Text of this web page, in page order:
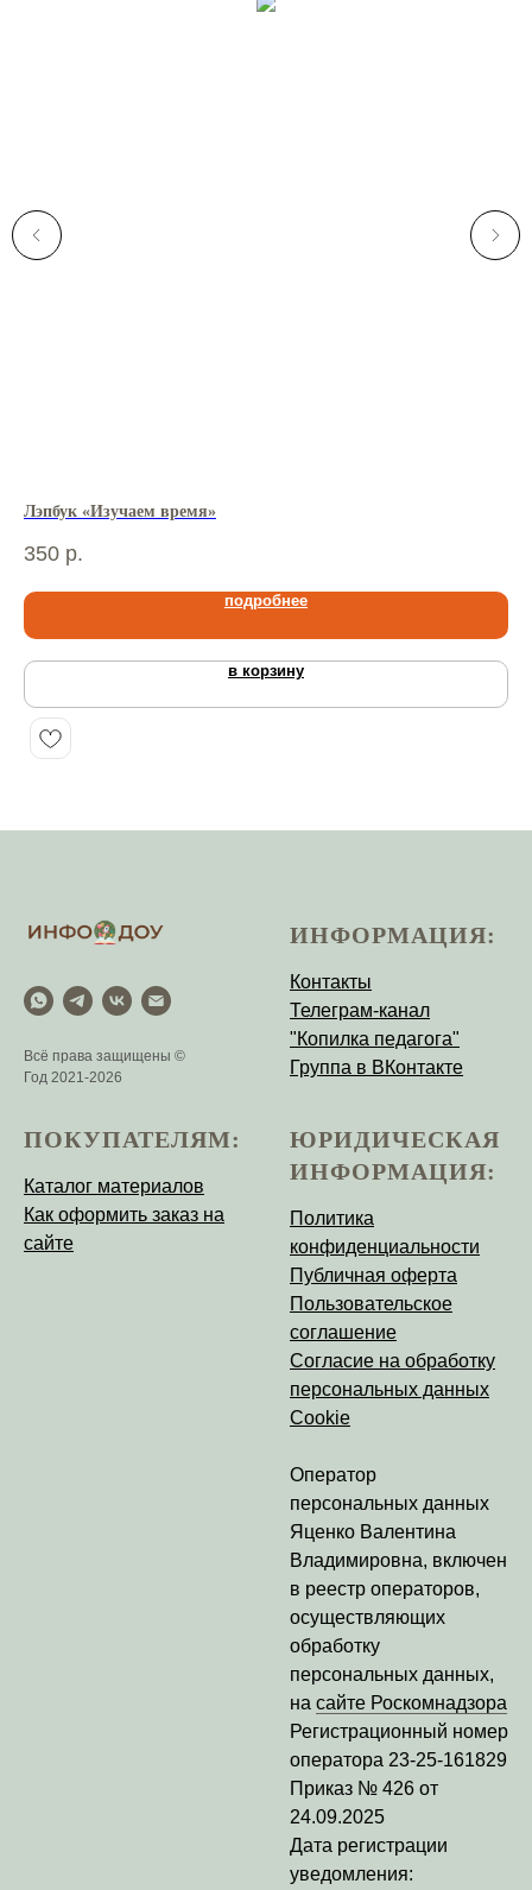
Лэпбук «Изучаем время»
350 р.
подробнее
в корзину
Всё права защищены ©
Год 2021-2026
ИНФОРМАЦИЯ:
Контакты
Телеграм-канал
"Копилка педагога"
Группа в ВКонтакте
ПОКУПАТЕЛЯМ:
Каталог материалов
Как оформить заказ на
сайте
ЮРИДИЧЕСКАЯ
ИНФОРМАЦИЯ:
Политика
конфиденциальности
Публичная оферта
Пользовательское
соглашение
Согласие на обработку
персональных данных
Cookie
Оператор
персональных данных
Яценко Валентина
Владимировна, включен
в реестр операторов,
осуществляющих
обработку
персональных данных,
на сайте Роскомнадзора
Регистрационный номер
оператора 23-25-161829
Приказ № 426 от
24.09.2025
Дата регистрации
уведомления: